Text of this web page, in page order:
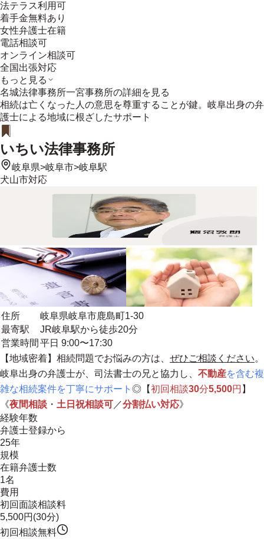
法テラス利用可
着手金無料あり
女性弁護士在籍
電話相談可
オンライン相談可
全国出張対応
もっと見る
名城法律事務所一宮事務所の詳細を見る
相続は亡くなった人の意思を尊重することが鍵。岐阜出身の弁
護士による地域に根ざしたサポート
いちい法律事務所
岐阜県>岐阜市>岐阜駅
犬山市対応
住所
岐阜県岐阜市鹿島町1-30
最寄駅
JR岐阜駅から徒歩20分
営業時間 平日 9:00〜17:30
【地域密着】相続問題でお悩みの方は、 ぜひご相談ください。
岐阜出身の弁護士が、司法書士の兄と協力し、 不動産を含む複
雑な相続案件を丁寧にサポート ◎【初回相談30分5,500円 】
《夜間相談 ・ 土日祝相談可 ／分割払い対応》
経験年数
弁護士登録から
25年
規模
在籍弁護士数
1名
費用
初回面談相談料
5,500円(30分)
初回相談無料